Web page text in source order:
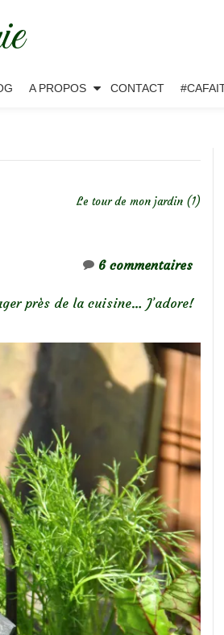
A PROPOS CONTACT
Le tour de mon jardin (1)
6 commentaires
près de la cuisine… J’adore!